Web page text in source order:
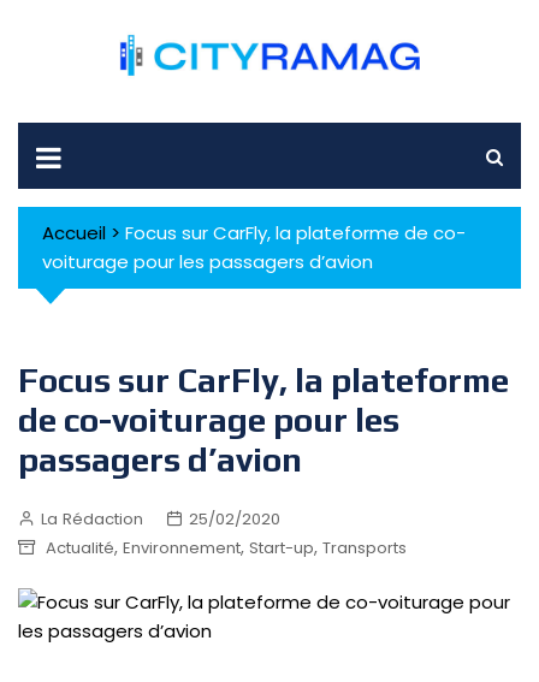
Accueil > Focus sur CarFly, la plateforme de co-
voiturage pour les passagers d’avion
Focus sur CarFly, la plateforme
de co-voiturage pour les
passagers d’avion
La Rédaction
25/02/2020
Actualité, Environnement, Start-up, Transports